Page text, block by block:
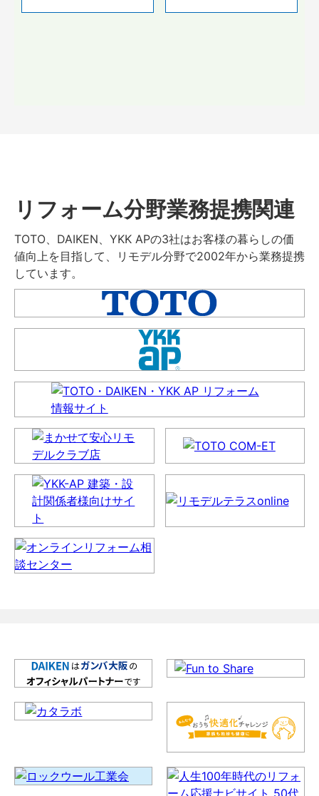
リフォーム分野業務提携関連
TOTO、DAIKEN、YKK APの3社はお客様の暮らしの価
値向上を目指して、リモデル分野で2002年から業務提携
しています。